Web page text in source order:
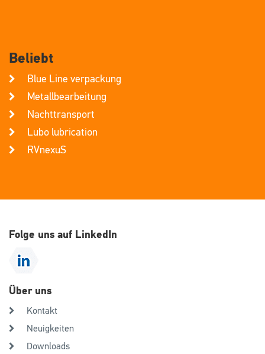
Beliebt
Blue Line verpackung
Metallbearbeitung
Nachttransport
Lubo lubrication
RVnexuS
Folge uns auf LinkedIn
Über uns
Kontakt
Neuigkeiten
Downloads